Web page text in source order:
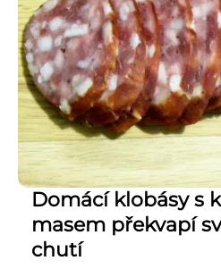
Domácí klobásy s
masem překvapí
chutí